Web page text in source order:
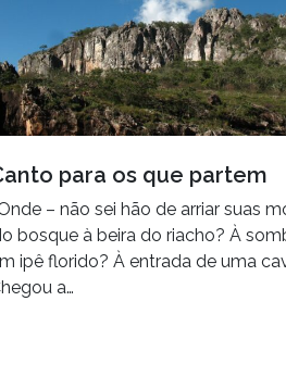
para os que partem
– não sei hão de arriar suas
bosque à beira do riacho? À
ipê florido? À entrada de uma
a…